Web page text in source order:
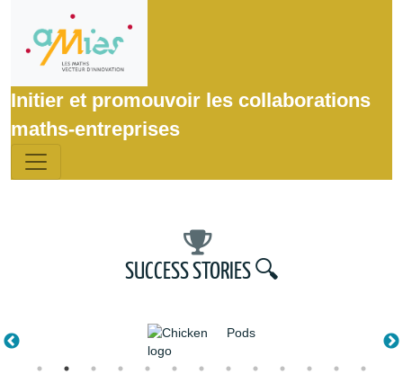
Initier et promouvoir les collaborations
maths-entreprises
SUCCESS STORIES 🔍️